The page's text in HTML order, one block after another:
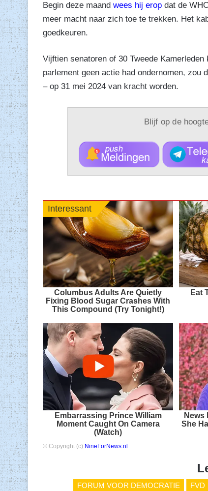
Begin deze maand wees hij erop dat de
meer macht naar zich toe te trekken. Het
goedkeuren.
Vijftien senatoren of 30 Tweede
parlement geen actie had ondernomen, zou
– op 31 mei 2024 van kracht worden.
Blijf op de
Interessant
Columbus Adults Are Quietly
Fixing Blood Sugar Crashes With
This Compound (Try Tonight!)
Eat
Embarrassing Prince William
Moment Caught On Camera
(Watch)
News
She
© Copyright (c) NineForNews.nl
FORUM VOOR DEMOCRATIE FVD